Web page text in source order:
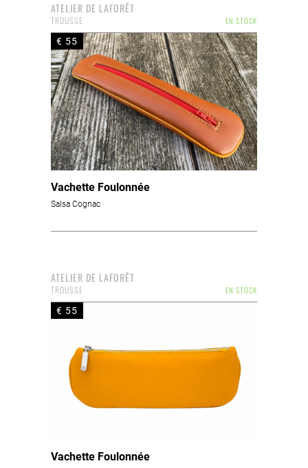
ATELIER DE LAFORÊT
EN STOCK
TROUSSE
€ 55
Vachette Foulonnée
Salsa Cognac
ATELIER DE LAFORÊT
EN STOCK
TROUSSE
€ 55
Vachette Foulonnée